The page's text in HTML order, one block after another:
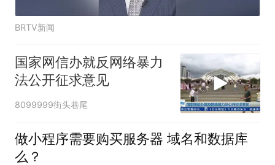
BRTV新闻
国家网信办就反网络暴力
法公开征求意见
8099999街头巷尾
做小程序需要购买服务器 域名和数据库
么？